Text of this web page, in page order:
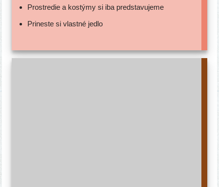
Prostredie a kos­tý­my si iba predstavujeme
Prineste si vlast­né jedlo